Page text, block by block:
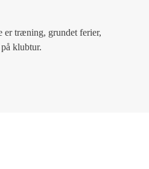
er træning, grundet ferier,
klubtur.